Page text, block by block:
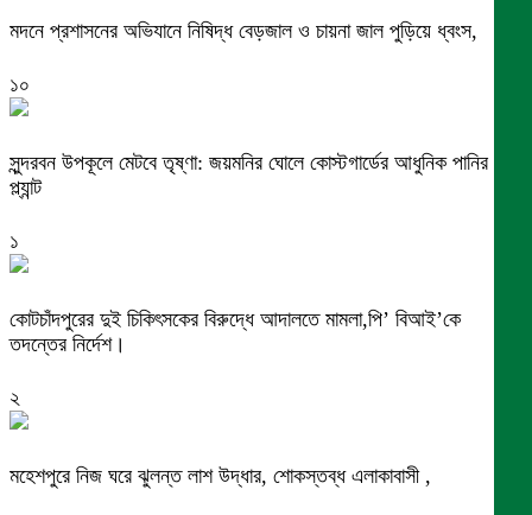
মদনে প্রশাসনের অভিযানে নিষিদ্ধ বেড়জাল ও চায়না জাল পুড়িয়ে ধ্বংস,
১০
সুন্দরবন উপকূলে মেটবে তৃষ্ণা: জয়মনির ঘোলে কোস্টগার্ডের আধুনিক পানির
প্ল্যান্ট
১
কোটচাঁদপুরের দুই চিকিৎসকের বিরুদ্ধে আদালতে মামলা,পি’ বিআই’কে
তদন্তের নির্দেশ।
২
মহেশপুরে নিজ ঘরে ঝুলন্ত লাশ উদ্ধার, শোকস্তব্ধ এলাকাবাসী ,